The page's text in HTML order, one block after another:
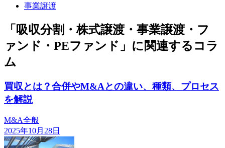
事業譲渡
「吸収分割・株式譲渡・事業譲渡・フ
ァンド・PEファンド」に関連するコラ
ム
買収とは？合併やM&Aとの違い、種類、プロセス
を解説
M&A全般
2025年10月28日